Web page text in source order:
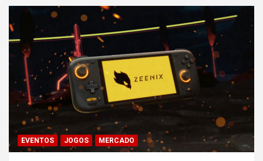
EVENTOS JOGOS MERCADO